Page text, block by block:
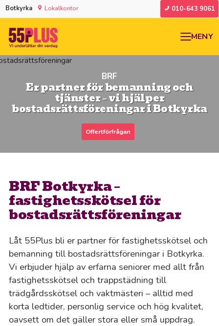
Botkyrka Lokalkontor 010-643 9061
MENY
BRF
Er partner för bemanning och
tjänster – vi hjälper
bostadsrättsföreningar i Botkyrka
Offertförfrågan
BRF Botkyrka –
fastighetsskötsel för
bostadsrättsföreningar
Låt 55Plus bli er partner för fastighetsskötsel och
bemanning till bostadsrättsföreningar i Botkyrka.
Vi erbjuder hjälp av erfarna seniorer med allt från
fastighetsskötsel och trappstädning till
trädgårdsskötsel och vaktmästeri – alltid med
korta ledtider, personlig service och hög kvalitet,
oavsett om det gäller stora eller små uppdrag.